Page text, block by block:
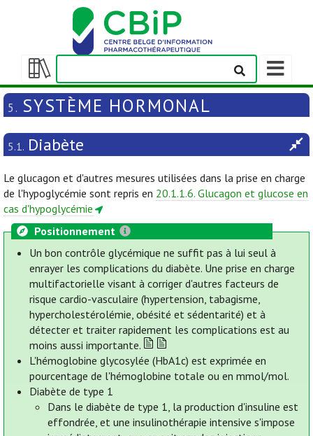
Afficher/masquer
la
table
matières
Afficher/
la
barre
navigation
5. SYSTÈME HORMONAL
5.1. Diabète
Le glucagon et d'autres mesures utilisées dans la prise en charge
de l'hypoglycémie sont repris en 20.1.1.6. Glucagon et glucose en
cas d'hypoglycémie
Positionnement
Un bon contrôle glycémique ne suffit pas à lui seul à
enrayer les complications du diabète. Une prise en charge
multifactorielle visant à corriger d'autres facteurs de
risque cardio-vasculaire (hypertension, tabagisme,
hypercholestérolémie, obésité et sédentarité) et à
détecter et traiter rapidement les complications est au
moins aussi importante.
L'hémoglobine glycosylée (HbA1c) est exprimée en
pourcentage de l'hémoglobine totale ou en mmol/mol.
Diabète de type 1
Dans le diabète de type 1, la production d'insuline est
effondrée, et une insulinothérapie intensive s'impose